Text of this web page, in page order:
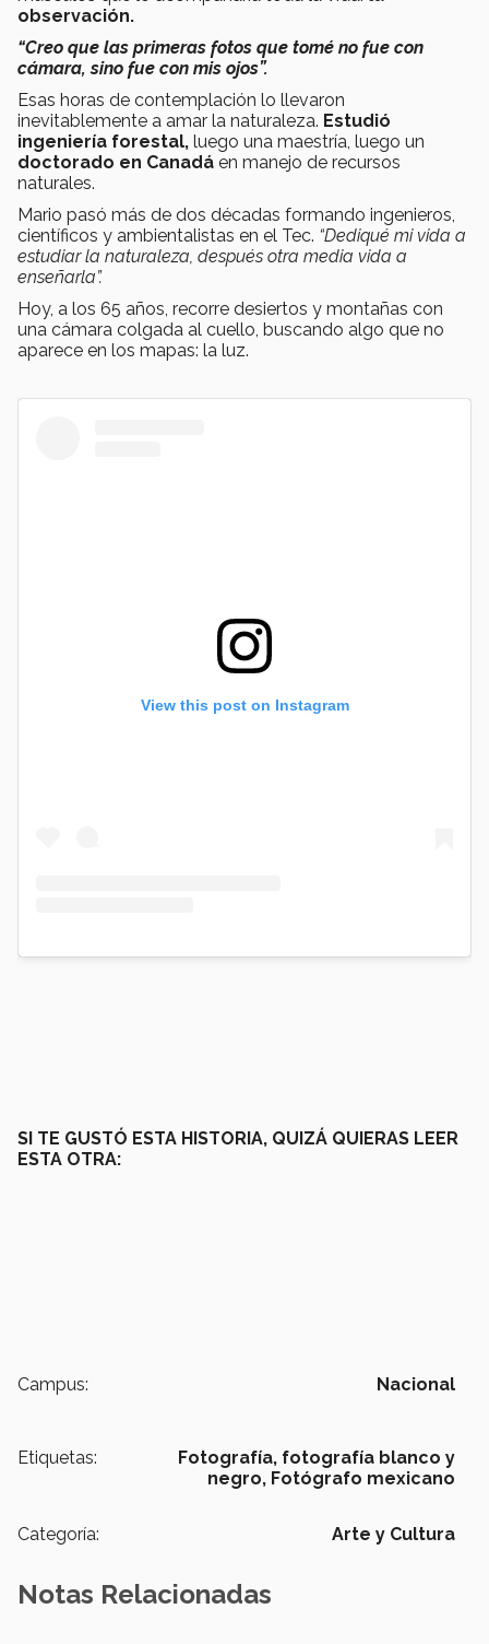
observación.
“Creo que las primeras fotos que tomé no fue con
cámara, sino fue con mis ojos”.
Esas horas de contemplación lo llevaron
inevitablemente a amar la naturaleza. Estudió
ingeniería forestal, luego una maestría, luego un
doctorado en Canadá en manejo de recursos
naturales.
Mario pasó más de dos décadas formando ingenieros,
científicos y ambientalistas en el Tec. “Dediqué mi vida a
estudiar la naturaleza, después otra media vida a
enseñarla”.
Hoy, a los 65 años, recorre desiertos y montañas con
una cámara colgada al cuello, buscando algo que no
aparece en los mapas: la luz.
View this post on Instagram
SI TE GUSTÓ ESTA HISTORIA, QUIZÁ QUIERAS LEER
ESTA OTRA:
Campus: Nacional
Etiquetas: Fotografía, fotografía blanco y
negro, Fotógrafo mexicano
Categoría: Arte y Cultura
Notas Relacionadas